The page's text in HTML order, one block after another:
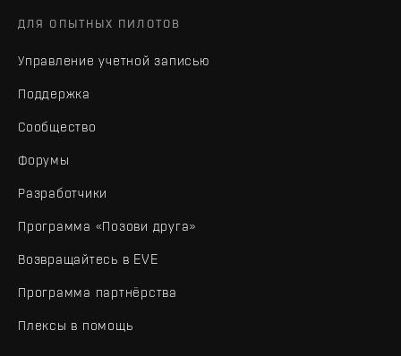
ДЛЯ ОПЫТНЫХ ПИЛОТОВ
Управление учетной записью
Поддержка
Сообщество
Форумы
Разработчики
Программа «Позови друга»
Возвращайтесь в EVE
Программа партнёрства
Плексы в помощь